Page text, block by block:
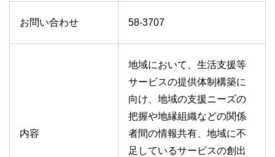
お問い合わせ 58-3707
内容
地域において、生活支援等
サービスの提供体制構築に
向け、地域の支援ニーズの
把握や地縁組織などの関係
者間の情報共有、地域に不
足しているサービスの創出